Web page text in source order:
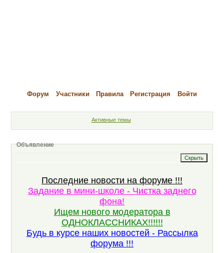
Форум Участники Правила Регистрация Войти
Активные темы
Объявление
Последние новости на форуме !!!
Задание в мини-школе - Чистка заднего
фона!
Ищем нового модератора в
ОДНОКЛАССНИКАХ!!!!!!
Будь в курсе наших новостей - Рассылка
форума !!!